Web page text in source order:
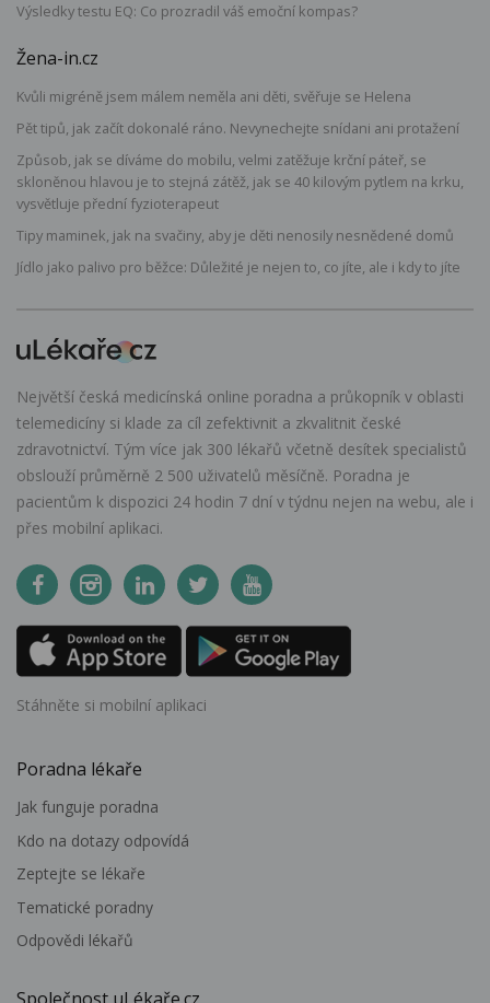
Výsledky testu EQ: Co prozradil váš emoční kompas?
Žena-in.cz
Kvůli migréně jsem málem neměla ani děti, svěřuje se Helena
Pět tipů, jak začít dokonalé ráno. Nevynechejte snídani ani protažení
Způsob, jak se díváme do mobilu, velmi zatěžuje krční páteř, se
skloněnou hlavou je to stejná zátěž, jak se 40 kilovým pytlem na krku,
vysvětluje přední fyzioterapeut
Tipy maminek, jak na svačiny, aby je děti nenosily nesnědené domů
Jídlo jako palivo pro běžce: Důležité je nejen to, co jíte, ale i kdy to jíte
Největší česká medicínská online poradna a průkopník v oblasti
telemedicíny si klade za cíl zefektivnit a zkvalitnit české
zdravotnictví. Tým více jak 300 lékařů včetně desítek specialistů
obslouží průměrně 2 500 uživatelů měsíčně. Poradna je
pacientům k dispozici 24 hodin 7 dní v týdnu nejen na webu, ale i
přes mobilní aplikaci.
Stáhněte si mobilní aplikaci
Poradna lékaře
Jak funguje poradna
Kdo na dotazy odpovídá
Zeptejte se lékaře
Tematické poradny
Odpovědi lékařů